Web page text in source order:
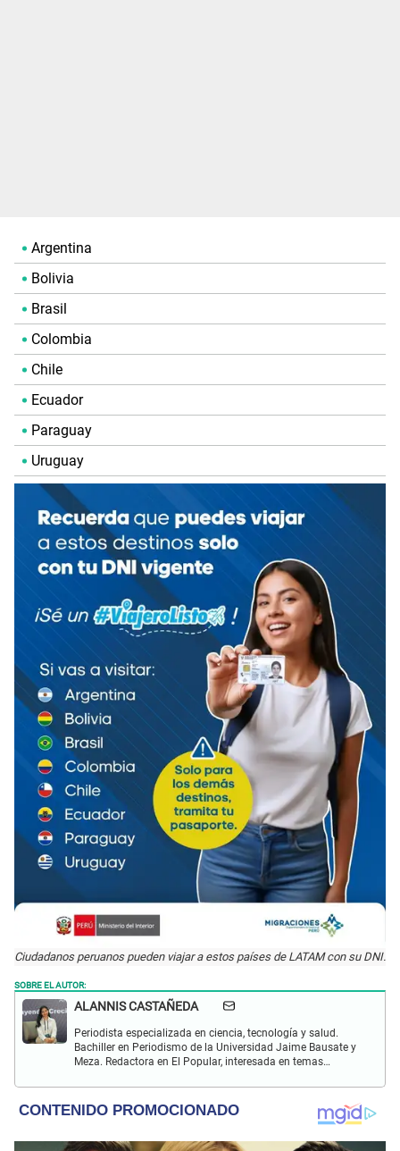
Argentina
Bolivia
Brasil
Colombia
Chile
Ecuador
Paraguay
Uruguay
Ciudadanos peruanos pueden viajar a estos países de LATAM con su DNI.
SOBRE EL AUTOR:
ALANNIS CASTAÑEDA
Periodista especializada en ciencia, tecnología y salud.
Bachiller en Periodismo de la Universidad Jaime Bausate y
Meza. Redactora en El Popular, interesada en temas
astronómicos, hallazgos y más.